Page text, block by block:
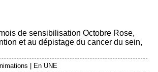
de sensibilisation Octobre Rose,
et au dépistage du cancer du sein,
En UNE